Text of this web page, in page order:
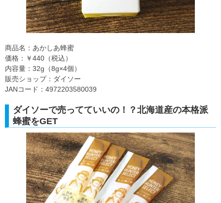
商品名：あかしあ蜂蜜
価格：￥440（税込）
内容量：32g（8g×4個）
販売ショップ：ダイソー
JANコード：4972203580039
ダイソーで売ってていいの！？北海道産の本格派
蜂蜜をGET